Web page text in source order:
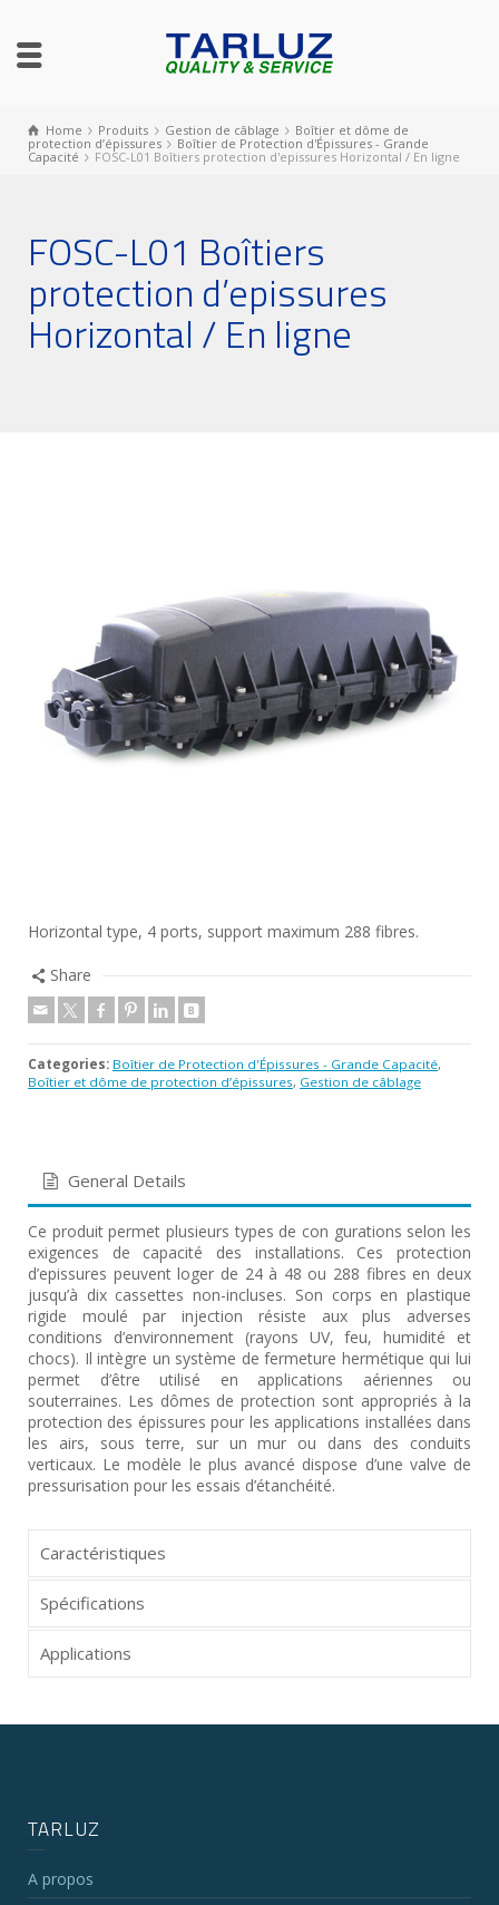
Home Produits Gestion de câblage
Boîtier et dôme de
protection d’épissures
Boîtier de Protection d'Épissures - Grande
Capacité
FOSC-L01 Boîtiers protection d'epissures Horizontal / En ligne
FOSC-L01 Boîtiers
protection d’epissures
Horizontal / En ligne
Horizontal type, 4 ports, support maximum 288 fibres.
Share
Categories: Boîtier de Protection d'Épissures - Grande Capacité,
Boîtier et dôme de protection d’épissures, Gestion de câblage
General Details
Ce produit permet plusieurs types de con gurations selon les
exigences de capacité des installations. Ces protection
d’epissures peuvent loger de 24 à 48 ou 288 fibres en deux
jusqu’à dix cassettes non-incluses. Son corps en plastique
rigide moulé par injection résiste aux plus adverses
conditions d’environnement (rayons UV, feu, humidité et
chocs). Il intègre un système de fermeture hermétique qui lui
permet d’être utilisé en applications aériennes ou
souterraines. Les dômes de protection sont appropriés à la
protection des épissures pour les applications installées dans
les airs, sous terre, sur un mur ou dans des conduits
verticaux. Le modèle le plus avancé dispose d’une valve de
pressurisation pour les essais d’étanchéité.
Caractéristiques
Spécifications
Applications
TARLUZ
A propos